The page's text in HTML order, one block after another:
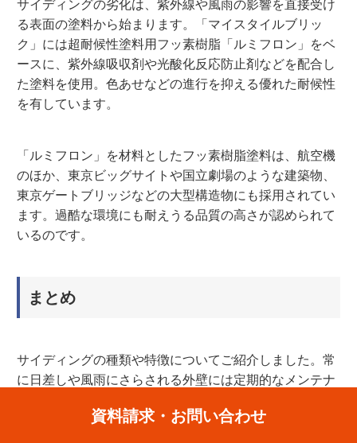
サイディングの劣化は、紫外線や風雨の影響を直接受け
る表面の塗料から始まります。「マイスタイルブリッ
ク」には超耐候性塗料用フッ素樹脂「ルミフロン」をベ
ースに、紫外線吸収剤や光酸化反応防止剤などを配合し
た塗料を使用。色あせなどの進行を抑える優れた耐候性
を有しています。
「ルミフロン」を材料としたフッ素樹脂塗料は、航空機
のほか、東京ビッグサイトや国立劇場のような建築物、
東京ゲートブリッジなどの大型構造物にも採用されてい
ます。過酷な環境にも耐えうる品質の高さが認められて
いるのです。
まとめ
サイディングの種類や特徴についてご紹介しました。常
に日差しや風雨にさらされる外壁には定期的なメンテナ
メンテナンスのためのランニングコストを減らすことも